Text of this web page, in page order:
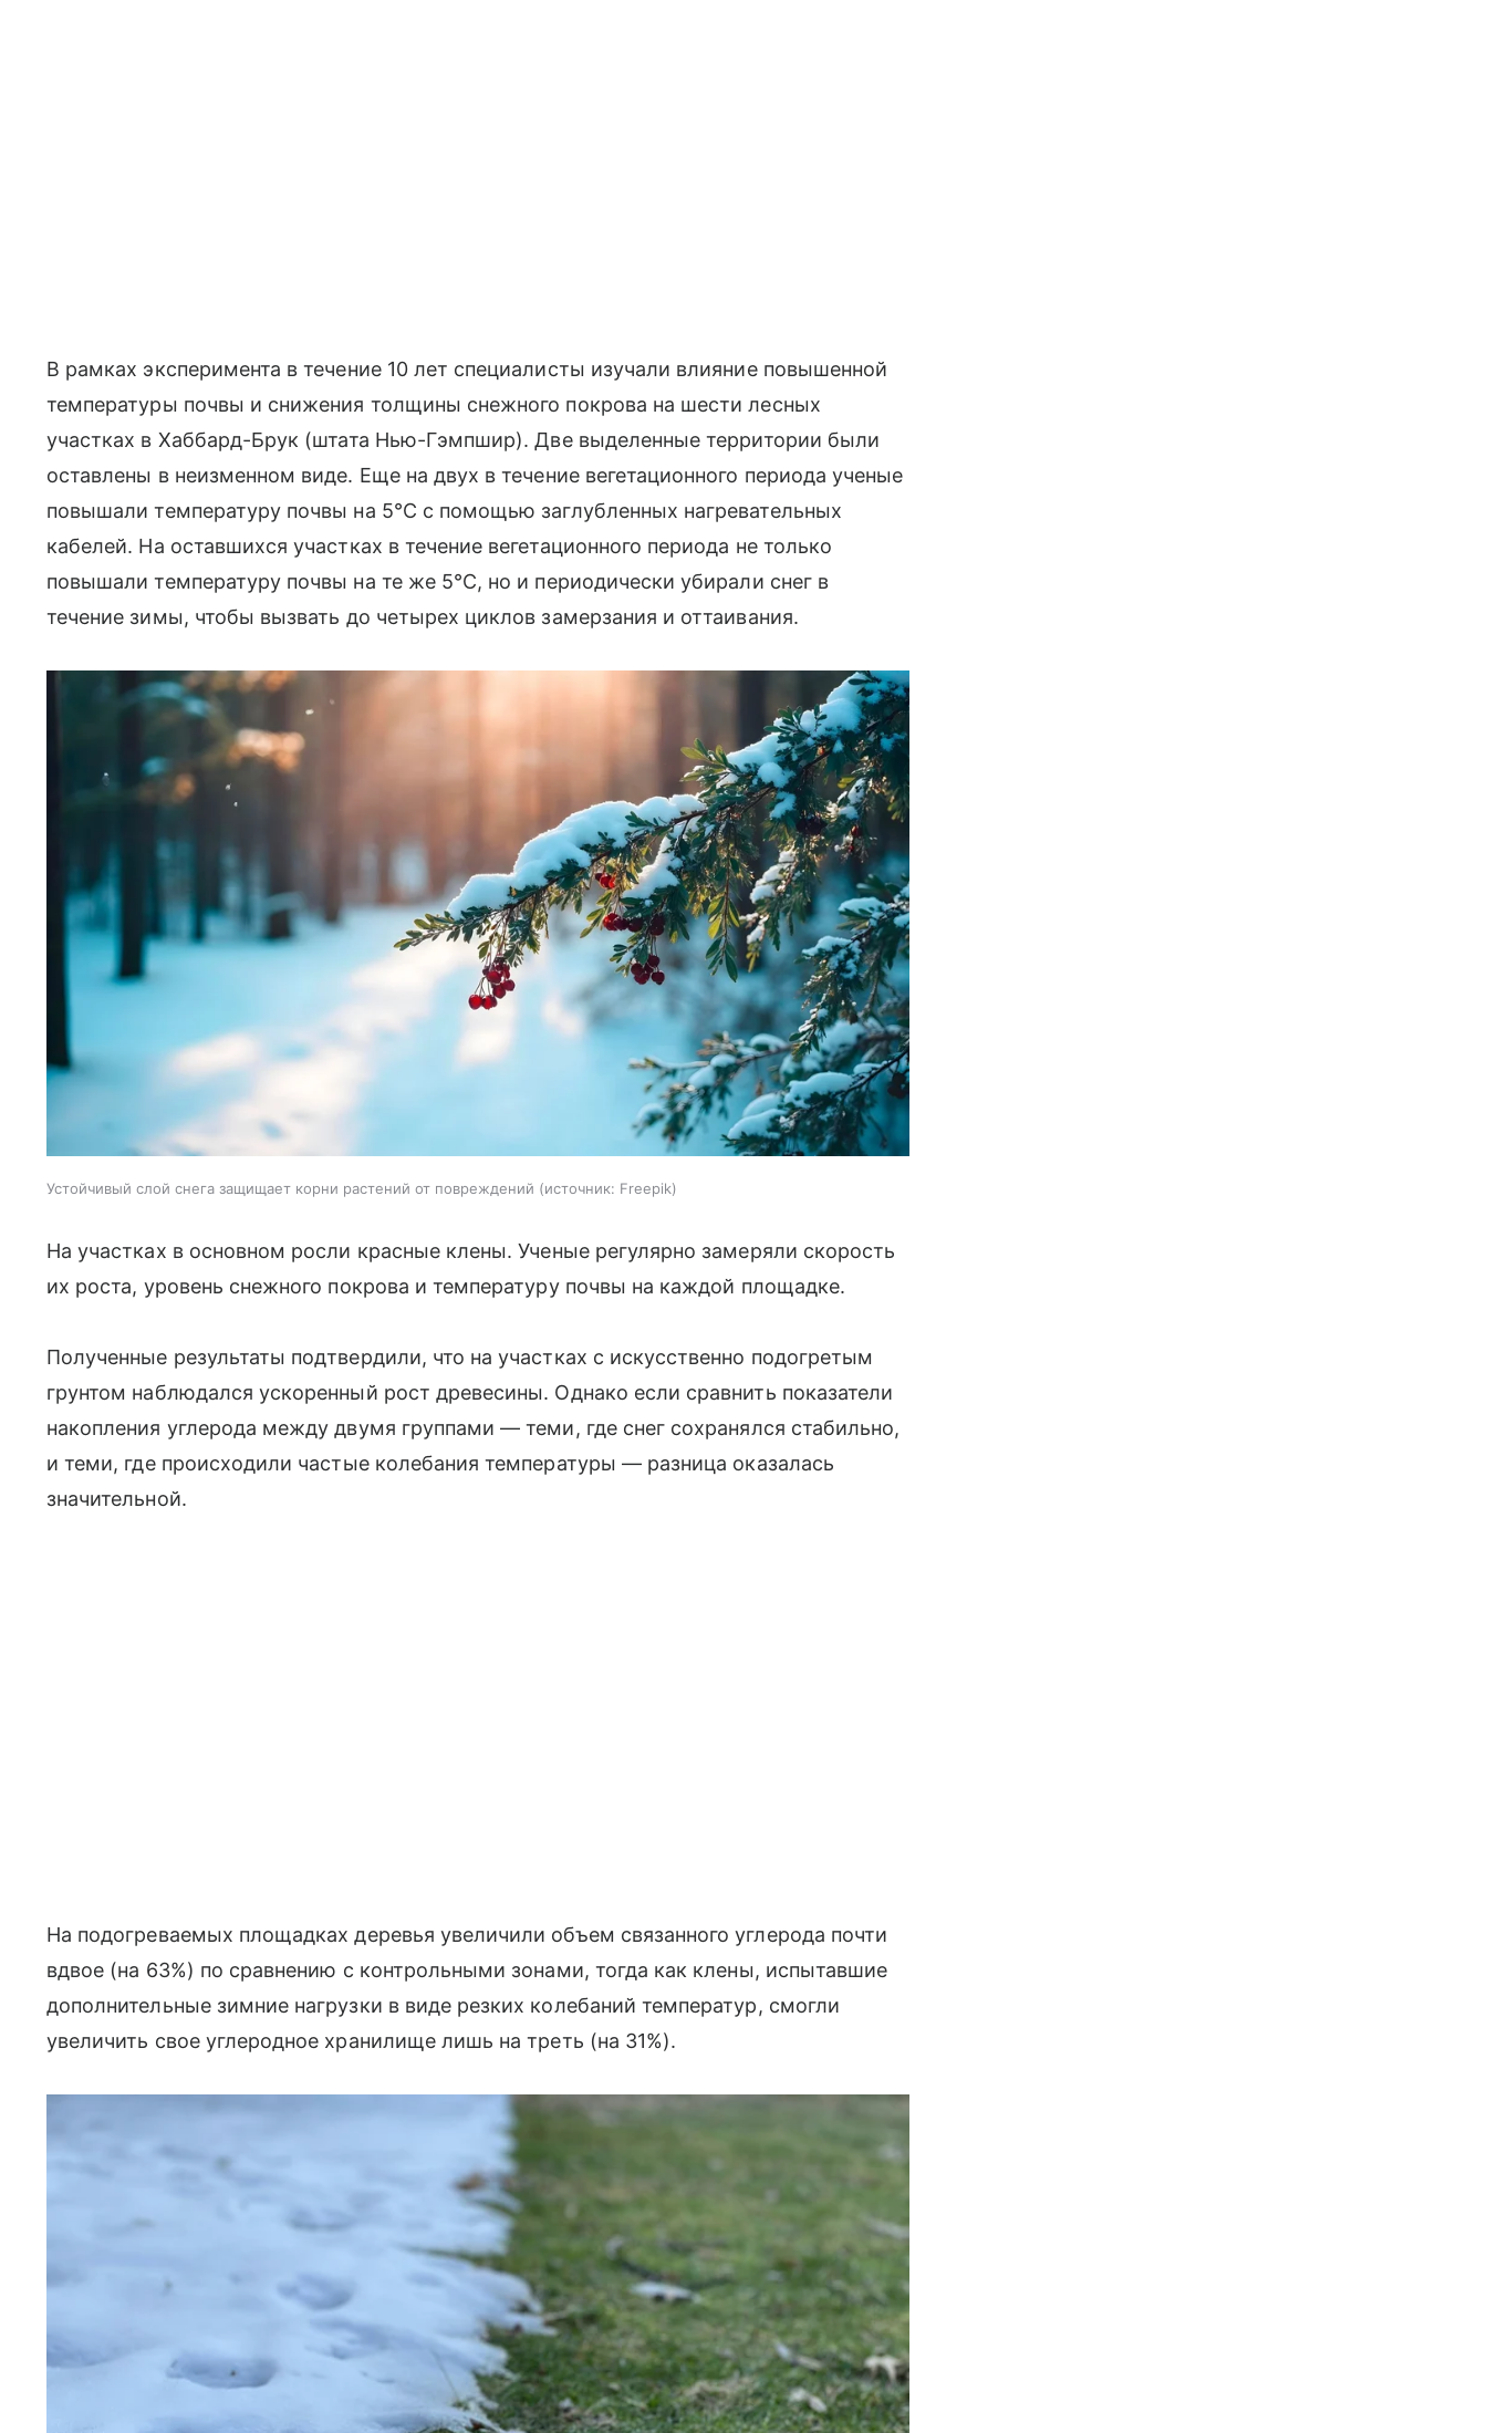
В рамках эксперимента в течение 10 лет специалисты изучали влияние повышенной
температуры почвы и снижения толщины снежного покрова на шести лесных
участках в Хаббард-Брук (штата Нью-Гэмпшир). Две выделенные территории были
оставлены в неизменном виде. Еще на двух в течение вегетационного периода ученые
повышали температуру почвы на 5°C с помощью заглубленных нагревательных
кабелей. На оставшихся участках в течение вегетационного периода не только
повышали температуру почвы на те же 5°C, но и периодически убирали снег в
течение зимы, чтобы вызвать до четырех циклов замерзания и оттаивания.
Устойчивый слой снега защищает корни растений от повреждений источник: Freepik
На участках в основном росли красные клены. Ученые регулярно замеряли скорость
их роста, уровень снежного покрова и температуру почвы на каждой площадке.
Полученные результаты подтвердили, что на участках с искусственно подогретым
грунтом наблюдался ускоренный рост древесины. Однако если сравнить показатели
накопления углерода между двумя группами — теми, где снег сохранялся стабильно,
и теми, где происходили частые колебания температуры — разница оказалась
значительной.
На подогреваемых площадках деревья увеличили объем связанного углерода почти
вдвое (на 63%) по сравнению с контрольными зонами, тогда как клены, испытавшие
дополнительные зимние нагрузки в виде резких колебаний температур, смогли
увеличить свое углеродное хранилище лишь на треть (на 31%).